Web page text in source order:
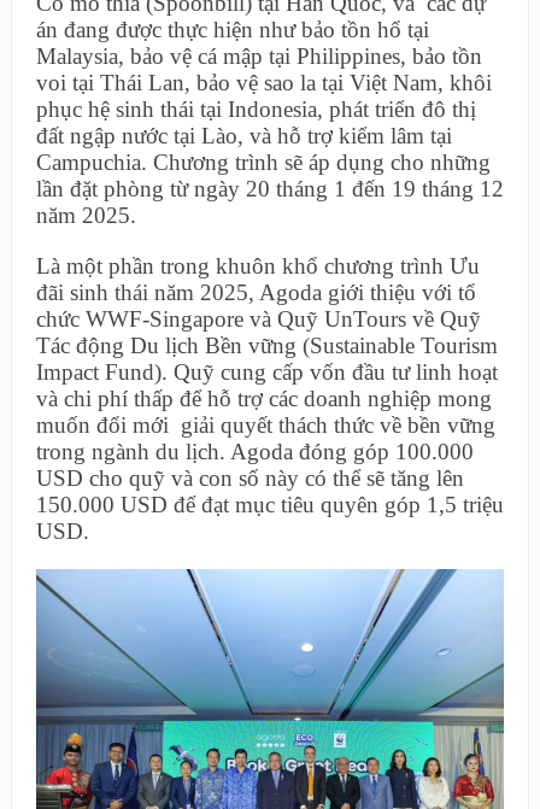
án đang được thực hiện như bảo tồn hổ tại
Malaysia, bảo vệ cá mập tại Philippines, bảo tồn
voi tại Thái Lan, bảo vệ sao la tại Việt Nam, khôi
phục hệ sinh thái tại Indonesia, phát triển đô thị
đất ngập nước tại Lào, và hỗ trợ kiểm lâm tại
Campuchia. Chương trình sẽ áp dụng cho những
lần đặt phòng từ ngày 20 tháng 1 đến 19 tháng 12
năm 2025.
Là một phần trong khuôn khổ chương trình Ưu
đãi sinh thái năm 2025, Agoda giới thiệu với tổ
chức WWF-Singapore và Quỹ UnTours về Quỹ
Tác động Du lịch Bền vững (Sustainable Tourism
Impact Fund). Quỹ cung cấp vốn đầu tư linh hoạt
và chi phí thấp để hỗ trợ các doanh nghiệp mong
muốn đổi mới giải quyết thách thức về bền vững
trong ngành du lịch. Agoda đóng góp 100.000
USD cho quỹ và con số này có thể sẽ tăng lên
150.000 USD để đạt mục tiêu quyên góp 1,5 triệu
USD.